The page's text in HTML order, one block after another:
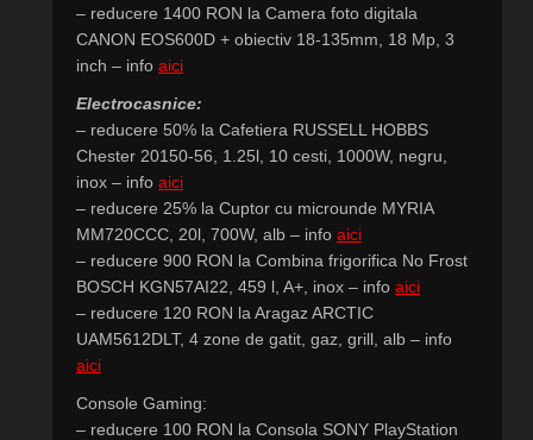
– reducere 1400 RON la Camera foto digitala
CANON EOS600D + obiectiv 18-135mm, 18 Mp, 3
inch – info aici
Electrocasnice:
– reducere 50% la Cafetiera RUSSELL HOBBS
Chester 20150-56, 1.25l, 10 cesti, 1000W, negru,
inox – info aici
– reducere 25% la Cuptor cu microunde MYRIA
MM720CCC, 20l, 700W, alb – info aici
– reducere 900 RON la Combina frigorifica No Frost
BOSCH KGN57AI22, 459 l, A+, inox – info aici
– reducere 120 RON la Aragaz ARCTIC
UAM5612DLT, 4 zone de gatit, gaz, grill, alb – info
aici
Console Gaming:
– reducere 100 RON la Consola SONY PlayStation